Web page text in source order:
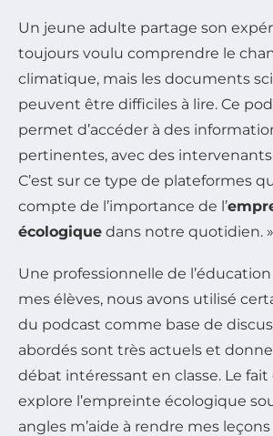
Un jeune adulte partage son
toujours voulu comprendre le
climatique, mais les documents
peuvent être difficiles à lire. Ce
permet d’accéder à des
pertinentes, avec des
C’est sur ce type de plateformes
compte de l’importance de l’
écologique dans notre quotidien. »
Une professionnelle de
mes élèves, nous avons utilisé
du podcast comme base de
abordés sont très actuels et
débat intéressant en classe. Le
explore l’empreinte écologique
angles m’aide à rendre mes